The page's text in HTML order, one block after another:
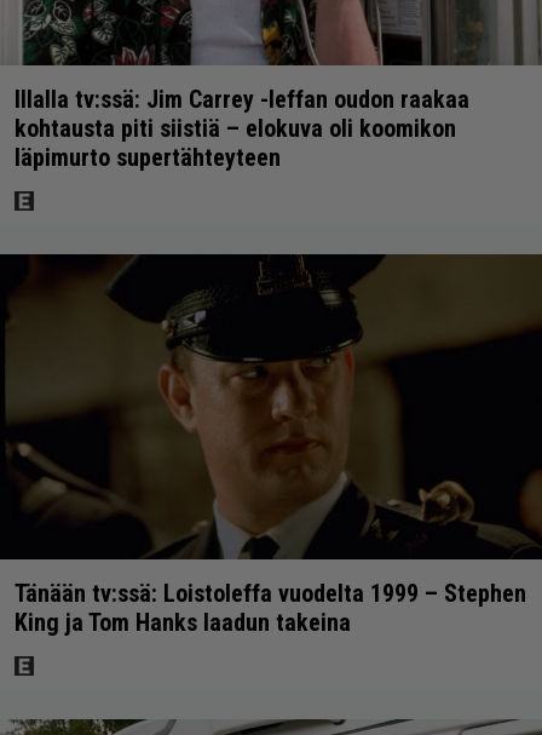
Illalla tv:ssä: Jim Carrey -leffan oudon raakaa
kohtausta piti siistiä – elokuva oli koomikon
läpimurto supertähteyteen
Tänään tv:ssä: Loistoleffa vuodelta 1999 – Stephen
King ja Tom Hanks laadun takeina